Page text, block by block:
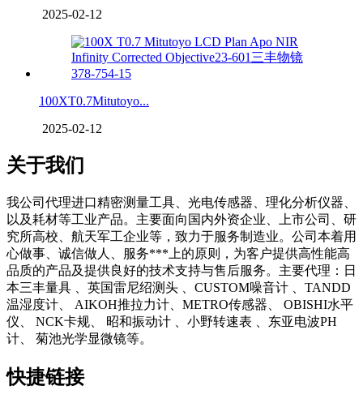
2025-02-12
100XT0.7Mitutoyo...
2025-02-12
关于我们
我公司代理进口精密测量工具、光电传感器、理化分析仪器、
以及耗材等工业产品。主要面向国内外资企业、上市公司、研
究所高校、航天军工企业等，致力于服务制造业。公司本着用
心做事、诚信做人、服务***上的原则，为客户提供高性能高
品质的产品及提供良好的技术支持与售后服务。主要代理：日
本三丰量具 、英国雷尼绍测头 、CUSTOM噪音计 、TANDD
温湿度计、 AIKOH推拉力计、METRO传感器、 OBISHI水平
仪、 NCK卡规、 昭和振动计 、小野转速表 、东亚电波PH
计、 菊池光学显微镜等。
快捷链接